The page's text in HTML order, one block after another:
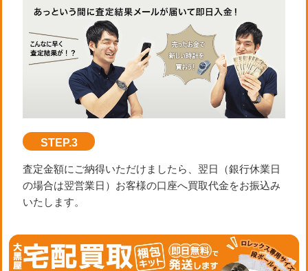
STEP.3
査定金額にご納得いただけましたら、翌日（銀行休業日
の場合は翌営業日）お客様の口座へ買取代金をお振込み
いたします。